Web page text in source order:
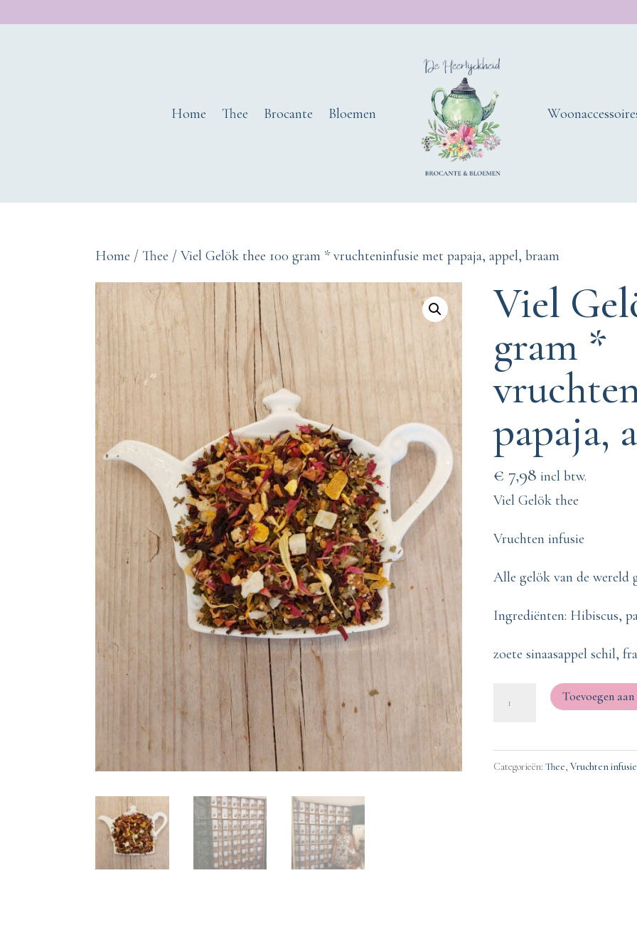
Home Thee Brocante Bloemen
Home /Thee / Viel Gelök thee 100 gram * vruchteninfusie met papaja, appel, braam
Viel
gram *
papaja,
€ 7,98 incl btw.
Viel Gelök thee
Vruchten infusie
Alle gelök van de wereld
Ingrediënten: Hibiscus,
zoete sinaasappel schil,
100
Toevoegen
Categorieën: Thee, Vruchten infusie